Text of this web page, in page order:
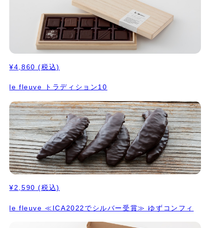
¥4,860 (税込)
le fleuve トラディション10
¥2,590 (税込)
le fleuve ≪ICA2022でシルバー受賞≫ ゆずコンフィ